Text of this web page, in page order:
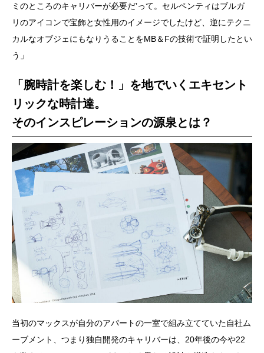
ミのところのキャリバーが必要だ’って。セルペンティはブルガ
リのアイコンで宝飾と女性用のイメージでしたけど、逆にテクニ
カルなオブジェにもなりうることをMB＆Fの技術で証明したとい
う」
「腕時計を楽しむ！」を地でいくエキセント
リックな時計達。
そのインスピレーションの源泉とは？
当初のマックスが自分のアパートの一室で組み立てていた自社ム
ーブメント、つまり独自開発のキャリバーは、20年後の今や22